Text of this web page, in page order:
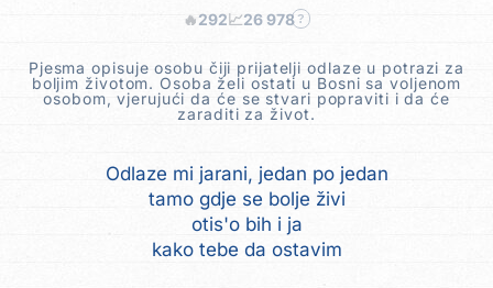
🔥292📈26 978 ?
Pjesma opisuje osobu čiji prijatelji odlaze u potrazi za
boljim životom. Osoba želi ostati u Bosni sa voljenom
osobom, vjerujući da će se stvari popraviti i da će
zaraditi za život.
Odlaze mi jarani, jedan po jedan
tamo gdje se bolje živi
otis'o bih i ja
kako tebe da ostavim